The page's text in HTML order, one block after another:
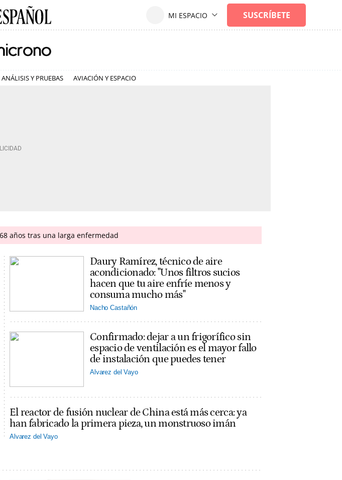
ANÁLISIS Y PRUEBAS AVIACIÓN Y ESPACIO
años tras una larga enfermedad
Daury Ramírez, técnico de aire
acondicionado: "Unos filtros sucios
hacen que tu aire enfríe menos y
consuma mucho más"
Nacho Castañón
Confirmado: dejar a un frigorífico sin
espacio de ventilación es el mayor fallo
de instalación que puedes tener
Alvarez del Vayo
El reactor de fusión nuclear de China está más cerca: ya
han fabricado la primera pieza, un monstruoso imán
Alvarez del Vayo